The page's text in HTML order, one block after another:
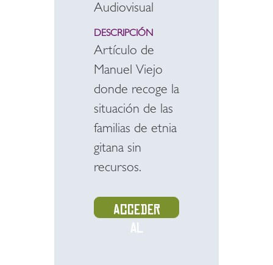
Audiovisual
DESCRIPCIÓN
Artículo de
Manuel Viejo
donde recoge la
situación de las
familias de etnia
gitana sin
recursos.
Acceder
al